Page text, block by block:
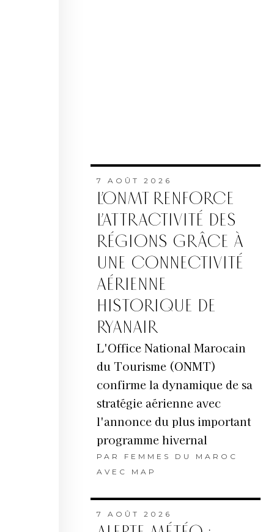
7 AOÛT 2026
L’ONMT RENFORCE
L’ATTRACTIVITÉ DES
RÉGIONS GRÂCE À
UNE CONNECTIVITÉ
AÉRIENNE
HISTORIQUE DE
RYANAIR
L'Office National Marocain
du Tourisme (ONMT)
confirme la dynamique de sa
stratégie aérienne avec
l'annonce du plus important
programme hivernal
PAR FEMMES DU MAROC
AVEC MAP
7 AOÛT 2026